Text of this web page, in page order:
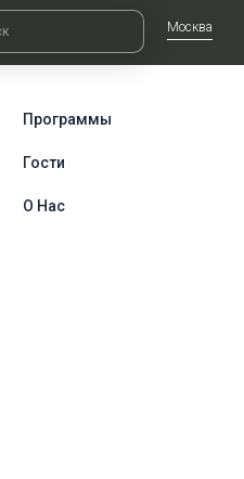
Москва
Программы
Гости
О Нас